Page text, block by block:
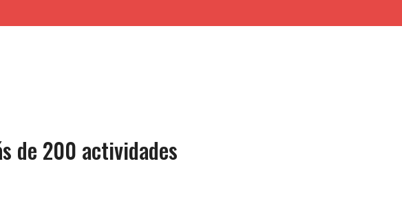
de 200 actividades